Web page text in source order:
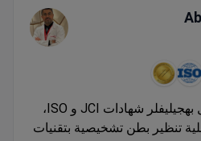
يحمل مستشفى ميموريال بهجيليفلر شهادات JCI و ISO،
أكثر من 1100 عملية تنظير بطن تشخيصية بتقنيات